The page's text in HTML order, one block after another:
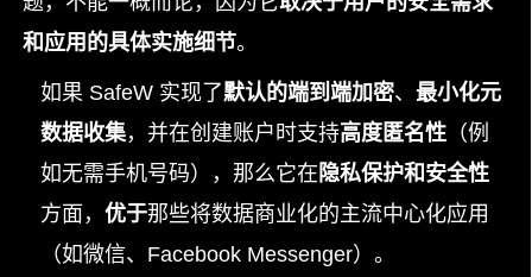
和应用的具体实施细节。
如果 SafeW 实现了默认的端到端加密、 最小化元
数据收集，并在创建账户时支持高度匿名性（例
如无需手机号码），那么它在 隐私保护和安全性
方面， 优于那些将数据商业化的主流中心化应用
（如微信、Facebook Messenger）。